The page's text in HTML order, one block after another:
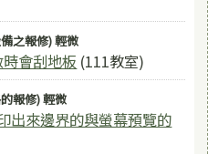
之報修) 輕微
會刮地板 (111教室)
報修) 輕微
出來邊界的與螢幕預覽的